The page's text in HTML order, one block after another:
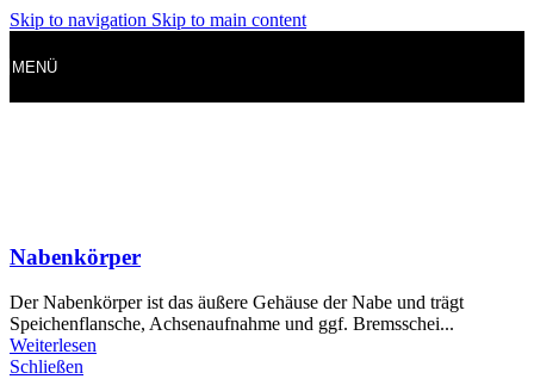
Skip to navigation Skip to main content
MENÜ
Nabenkörper
Der Nabenkörper ist das äußere Gehäuse der Nabe und trägt
Speichenflansche, Achsenaufnahme und ggf. Bremsschei...
Weiterlesen
Schließen